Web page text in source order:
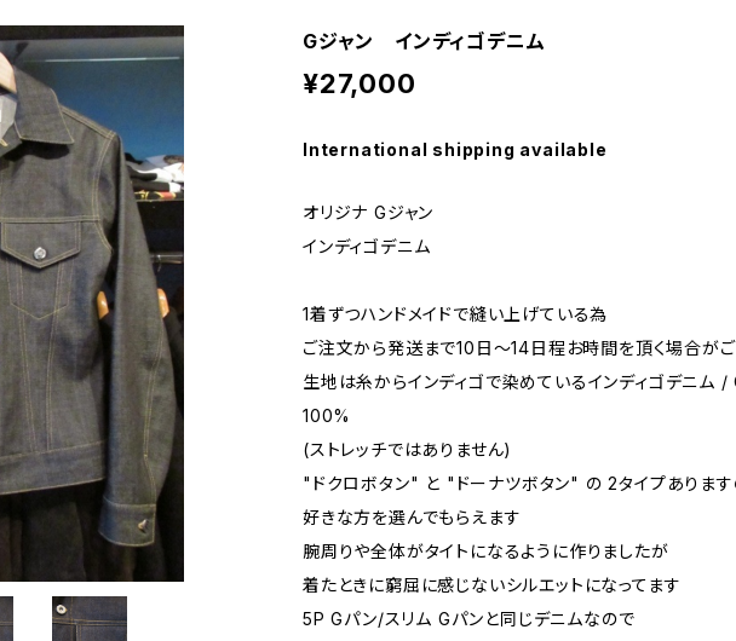
Gジャン インディゴデニム
¥27,000
International shipping available
オリジナ Gジャン
インディゴデニム
1着ずつハンドメイドで縫い上げている為
ご注文から発送まで10日～14日程お時間を頂く場合がご
生地は糸からインディゴで染めているインディゴデニム
100%
(ストレッチではありません)
"ドクロボタン" と "ドーナツボタン" の 2タイプあります
好きな方を選んでもらえます
腕周りや全体がタイトになるように作りましたが
着たときに窮屈に感じないシルエットになってます
5P Gパン/スリム Gパンと同じデニムなので